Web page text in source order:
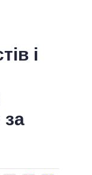
і
за